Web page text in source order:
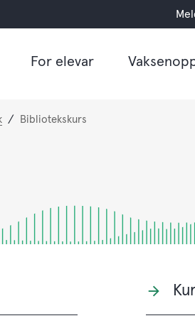
For elevar
Bibliotekskurs